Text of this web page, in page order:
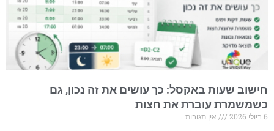
חישוב שעות באקסל: כך עושים את זה נכון, גם
כשמשמרת עוברת את חצות
6 ביולי 2026
אין תגובות